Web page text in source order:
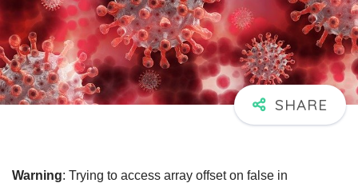
Warning: Trying to access array offset on false in